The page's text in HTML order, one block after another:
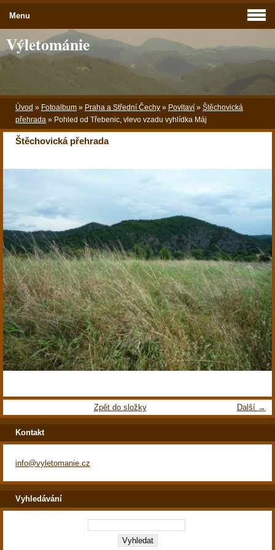
Výletománie
Úvod » Fotoalbum » Praha a Střední Čechy » Povltaví » Štěchovická
přehrada » Pohled od Třebenic, vlevo vzadu vyhlídka Máj
Štěchovická přehrada
Další →
Zpět do složky
Menu
Kontakt
info@vyletomanie.cz
Vyhledávání